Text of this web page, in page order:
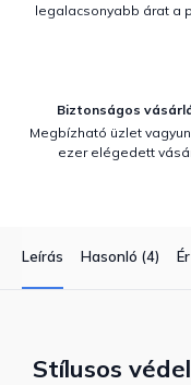
legalacsonyabb árat a
Biztonságos
Megbízható üzlet
ezer elégedett
Leírás Hasonló (4)
Stílusos